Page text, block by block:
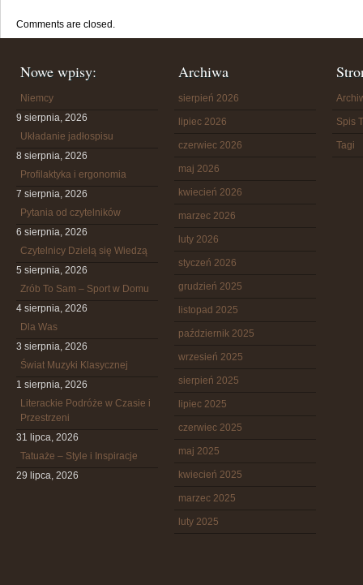
Comments are closed.
Nowe wpisy:
Niemcy
9 sierpnia, 2026
Układanie jadłospisu
8 sierpnia, 2026
Profilaktyka i ergonomia
7 sierpnia, 2026
Pytania od czytelników
6 sierpnia, 2026
Czytelnicy Dzielą się Wiedzą
5 sierpnia, 2026
Zrób To Sam – Sport w Domu
4 sierpnia, 2026
Dla Was
3 sierpnia, 2026
Świat Muzyki Klasycznej
1 sierpnia, 2026
Literackie Podróże w Czasie i
Przestrzeni
31 lipca, 2026
Tatuaże – Style i Inspiracje
29 lipca, 2026
Archiwa
sierpień 2026
lipiec 2026
czerwiec 2026
maj 2026
kwiecień 2026
marzec 2026
luty 2026
styczeń 2026
grudzień 2025
listopad 2025
październik 2025
wrzesień 2025
sierpień 2025
lipiec 2025
czerwiec 2025
maj 2025
kwiecień 2025
marzec 2025
luty 2025
Spis
Tagi